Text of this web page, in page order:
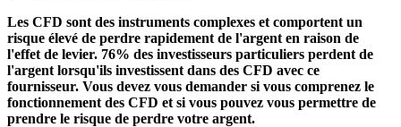
Les CFD sont des instruments complexes et comportent un
risque élevé de perdre rapidement de l'argent en raison de
l'effet de levier. 76% des investisseurs particuliers perdent de
l'argent lorsqu'ils investissent dans des CFD avec ce
fournisseur. Vous devez vous demander si vous comprenez le
fonctionnement des CFD et si vous pouvez vous permettre de
prendre le risque de perdre votre argent.